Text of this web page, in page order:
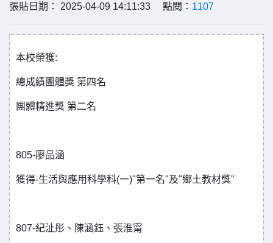
張貼日期： 2025-04-09 14:11:33 點閱： 1107
本校榮獲:
總成績團體獎 第四名
團體精進獎 第二名
805-廖品涵
獲得-生活與應用科學科(一)"第一名"及"鄉土教材獎"
807-紀沚彤、陳涵鈺、張淮甯